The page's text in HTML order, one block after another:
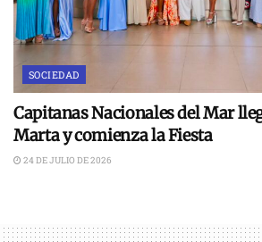
SOCIEDAD
Capitanas Nacionales del Mar
Marta y comienza la Fiesta
24 DE JULIO DE 2026